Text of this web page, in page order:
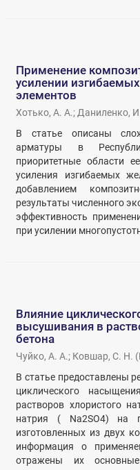
Применение
усилении
элементов
Хотько, А. А.; Даниленко,
В статье описаны
арматуры в
приоритетные области
усиления изгибаемых
добавлением
результаты численного
эффективность
при усилении
Влияние
высушивания в
бетона
Чуйко, А. А.; Ковшар, С. Н. (
В статье предоставлены
циклического
растворов хлористого
натрия ( Na2SO4) на
изготовленных из двух
информация о
отражены их основные